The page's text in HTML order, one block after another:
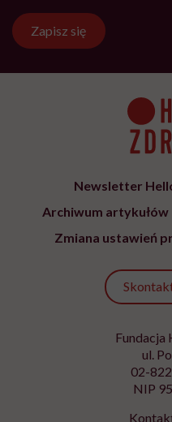
Zapisz się
Newsletter
Archiwum artykułów
Zmiana ustawień
Fundacja
ul.
02-
NIP